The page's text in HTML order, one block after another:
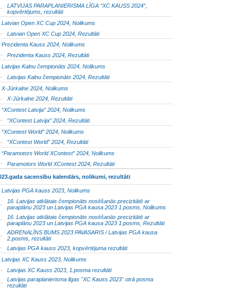
LATVIJAS PARAPLANIERISMA LĪGA “XC KAUSS 2024”,
kopvērtējums, rezultāti
Latvian Open XC Cup 2024, Nolikums
Latvian Open XC Cup 2024, Rezultāti
Prezidenta Kauss 2024, Nolikums
Prezidenta Kauss 2024, Rezultāti
Latvijas Kalnu čempionāts 2024, Nolikums
Latvijas Kalnu čempionāts 2024, Rezultāti
X-Jūrkalne 2024, Nolikums
X-Jūrkalne 2024, Rezultāti
“XContest Latvija” 2024, Nolikums
“XContest Latvija” 2024, Rezultāti
“XContest World” 2024, Nolikums
“XContest World” 2024, Rezultāti
“Paramotors World XContest” 2024, Nolikums
Paramotors World XContest 2024, Rezultāti
sacensību kalendārs, nolikumi, rezultāti
Latvijas PGA kauss 2023, Nolikums
16. Latvijas atklātais čempionāts nosēšanās precizitātē ar
paraplānu 2023 un Latvijas PGA kausa 2023 1.posms, Nolikums
16. Latvijas atklātais čempionāts nosēšanās precizitātē ar
paraplānu 2023 un Latvijas PGA kausa 2023 1.posms, Rezultāti
ADRENALĪNS BUMS 2023 PAVASARIS / Latvijas PGA kausa
2.posms, rezultāti
Latvijas PGA kauss 2023, kopvērtējuma rezultāti
Latvijas XC Kauss 2023, Nolikums
Latvijas XC Kauss 2023, 1.posma rezultāti
Latvijas paraplanierisma līgas "XC Kauss 2023" otrā posma
rezultāti